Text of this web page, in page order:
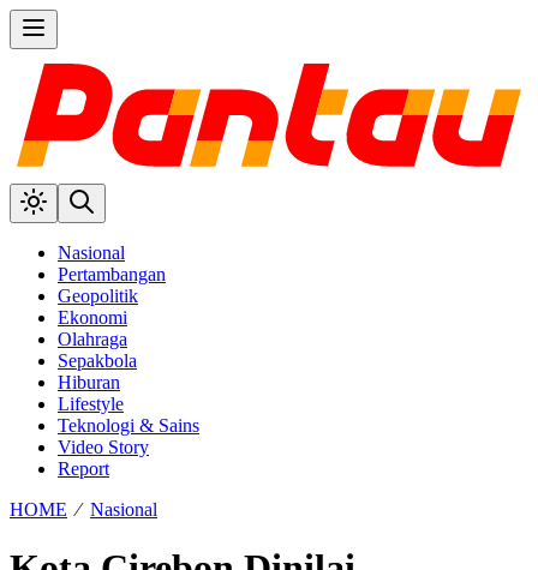
Nasional
Pertambangan
Geopolitik
Ekonomi
Olahraga
Sepakbola
Hiburan
Lifestyle
Teknologi & Sains
Video Story
Report
HOME ⁄ Nasional